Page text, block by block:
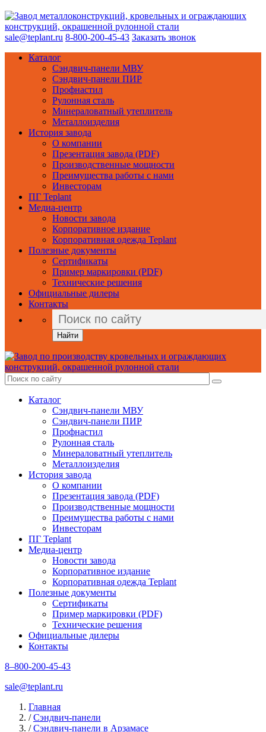
sale@teplant.ru 8-800-200-45-43 Заказать звонок
Каталог
Сэндвич-панели МВУ
Сэндвич-панели ПИР
Профнастил
Рулонная сталь
Минераловатный утеплитель
Металлоизделия
История завода
О компании
Презентация завода (PDF)
Производственные мощности
Преимущества работы с нами
Инвесторам
ПГ Teplant
Медиа-центр
Новости завода
Корпоративное издание
Корпоративная одежда Teplant
Полезные документы
Сертификаты
Пример маркировки (PDF)
Технические решения
Официальные дилеры
Контакты
Найти
Каталог
Сэндвич-панели МВУ
Сэндвич-панели ПИР
Профнастил
Рулонная сталь
Минераловатный утеплитель
Металлоизделия
История завода
О компании
Презентация завода (PDF)
Производственные мощности
Преимущества работы с нами
Инвесторам
ПГ Teplant
Медиа-центр
Новости завода
Корпоративное издание
Корпоративная одежда Teplant
Полезные документы
Сертификаты
Пример маркировки (PDF)
Технические решения
Официальные дилеры
Контакты
8–800-200-45-43
sale@teplant.ru
Главная
/ Сэндвич-панели
/ Сэндвич-панели в Арзамасе